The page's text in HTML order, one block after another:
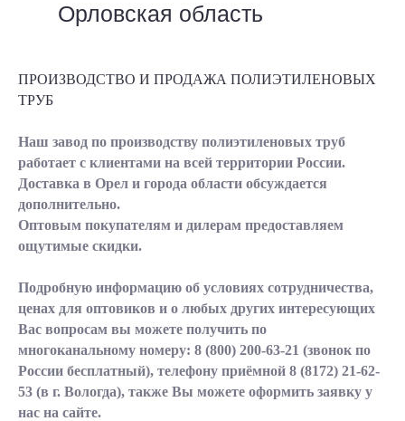
8 (800) 200-56-01
info@immid.ru
Орловская область
ПРОИЗВОДСТВО И ПРОДАЖА ПОЛИЭТИЛЕНОВЫХ
ТРУБ
Наш завод по производству полиэтиленовых труб
работает с клиентами на всей территории России.
Доставка в Орел и города области обсуждается
дополнительно.
Оптовым покупателям и дилерам предоставляем
ощутимые скидки.
Подробную информацию об условиях сотрудничества,
ценах для оптовиков и о любых других интересующих
Вас вопросам вы можете получить по
многоканальному номеру: 8 (800) 200-63-21 (звонок по
России бесплатный), телефону приёмной 8 (8172) 21-62-
53 (в г. Вологда), также Вы можете оформить заявку у
нас на сайте.